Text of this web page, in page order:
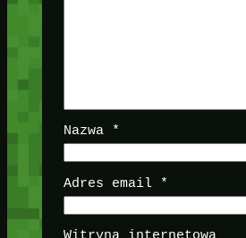
Nazwa *
Adres email *